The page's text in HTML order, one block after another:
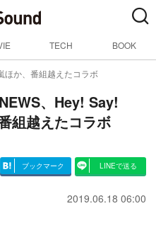
TECH BOOK
ほか、番組越えたコラボ
、Hey! Say!
越えたコラボ
ブックマーク LINEで送る
2019.06.18 06:00